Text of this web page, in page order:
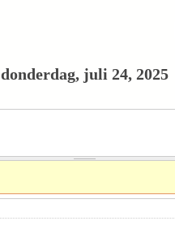
donderdag, juli 24, 2025